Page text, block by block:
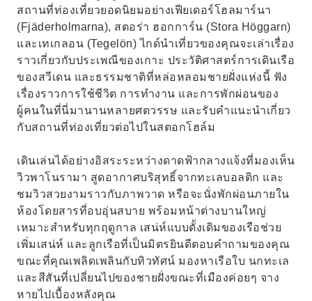
สถานที่ท่องเที่ยวยอดนิยมอย่างเฟียเดอร์โฮลมาร์นา
(Fjäderholmarna), สตอร่า ฮอกการ์น (Stora Höggarn)
และเทเกลอน (Tegelön) ไกด์นำเที่ยวของคุณจะเล่าเรื่อง
ราวเกี่ยวกับประเพณีของเกาะ ประวัติศาสตร์การเดินเรือ
ของสวีเดน และธรรมชาติที่หล่อหลอมชายฝั่งแห่งนี้ ฟัง
เรื่องราวการใช้ชีวิต การทำงาน และการพักผ่อนของ
ผู้คนในที่นี่มานานหลายศตวรรษ และรับคำแนะนำเกี่ยว
กับสถานที่ท่องเที่ยวต่อไปในสตอกโฮล์ม
เดินเล่นได้อย่างอิสระระหว่างดาดฟ้ากลางแจ้งที่มองเห็น
วิวพาโนรามา สูดอากาศบริสุทธิ์จากทะเลบอลติก และ
ชมวิวสวยงามราวกับภาพวาด หรือจะนั่งพักผ่อนภายใน
ห้องโดยสารที่อบอุ่นสบาย พร้อมหน้าต่างบานใหญ่
เหมาะสำหรับทุกฤดูกาล เสน่ห์แบบดั้งเดิมของเรือช่วย
เพิ่มเสน่ห์ และลูกเรือที่เป็นมิตรยินดีตอบคำถามของคุณ
ขณะที่คุณเพลิดเพลินกับทิวทัศน์ มองหาเรือใบ นกทะเล
และสีสันที่เปลี่ยนไปของชายฝั่งขณะที่เมืองค่อยๆ จาง
หายไปเบื้องหลังคุณ